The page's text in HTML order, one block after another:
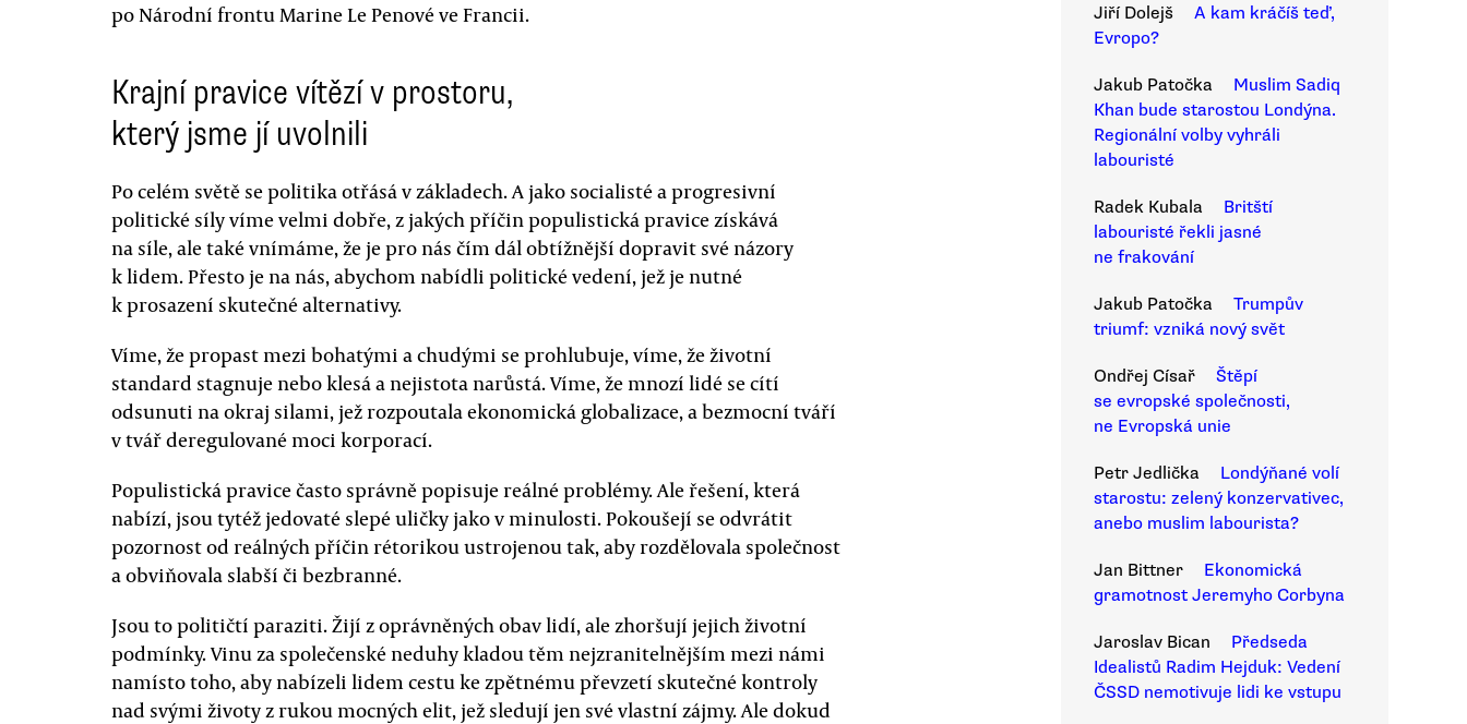
po Národní frontu Marine Le Penové ve Francii.
Krajní pravice vítězí v prostoru,
který jsme jí uvolnili
Po celém světě se politika otřásá v základech. A jako socialisté a progresivní
politické síly víme velmi dobře, z jakých příčin populistická pravice získává
na síle, ale také vnímáme, že je pro nás čím dál obtížnější dopravit své názory
k lidem. Přesto je na nás, abychom nabídli politické vedení, jež je nutné
k prosazení skutečné alternativy.
Víme, že propast mezi bohatými a chudými se prohlubuje, víme, že životní
standard stagnuje nebo klesá a nejistota narůstá. Víme, že mnozí lidé se cítí
odsunuti na okraj silami, jež rozpoutala ekonomická globalizace, a bezmocní tváří
v tvář deregulované moci korporací.
Populistická pravice často správně popisuje reálné problémy. Ale řešení, která
nabízí, jsou tytéž jedovaté slepé uličky jako v minulosti. Pokoušejí se odvrátit
pozornost od reálných příčin rétorikou ustrojenou tak, aby rozdělovala společnost
a obviňovala slabší či bezbranné.
Jsou to političtí paraziti. Žijí z oprávněných obav lidí, ale zhoršují jejich životní
podmínky. Vinu za společenské neduhy kladou těm nejzranitelnějším mezi námi
namísto toho, aby nabízeli lidem cestu ke zpětnému převzetí skutečné kontroly
nad svými životy z rukou mocných elit, jež sledují jen své vlastní zájmy. Ale dokud
Jiří Dolejš
A kam kráčíš teď,
Evropo?
Jakub Patočka
Muslim Sadiq
Khan bude starostou Londýna.
Regionální volby vyhráli
labouristé
Radek Kubala
Britští
labouristé řekli jasné
ne frakování
Jakub Patočka
Trumpův
triumf: vzniká nový svět
Ondřej Císař
Štěpí
se evropské společnosti,
ne Evropská unie
Petr Jedlička
Londýňané volí
starostu: zelený konzervativec,
anebo muslim labourista?
Jan Bittner
Ekonomická
gramotnost Jeremyho Corbyna
Jaroslav Bican
Předseda
Idealistů Radim Hejduk: Vedení
ČSSD nemotivuje lidi ke vstupu